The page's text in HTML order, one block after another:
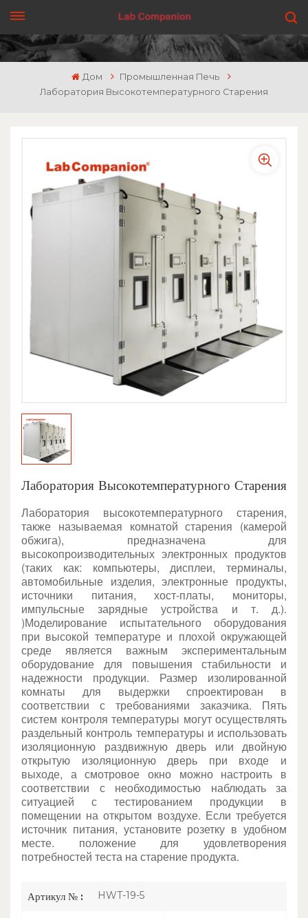
ПОЛУЧИТЬ ЦЕНУ
Дом
Промышленная Печь
Лаборатория Высокотемпературного Старения
Лаборатория Высокотемпературного Старения
Лаборатория высокотемпературного старения,
также называемая комнатой старения (камерой
обжига), предназначена для
высокопроизводительных электронных продуктов
(таких как: компьютеры, дисплеи, терминалы,
автомобильные изделия, электронные продукты,
источники питания, хост-платы, мониторы,
импульсные зарядные устройства и т. д.).
)Моделирование испытательного оборудования
при высокой температуре и плохой окружающей
среде является важным экспериментальным
оборудование для повышения стабильности и
надежности продукции. Размер изолированной
комнаты для выдержки спроектирован в
соответствии с требованиями заказчика. Пять
систем контроля температуры могут осуществлять
раздельный контроль температуры и использовать
изоляционную раздвижную дверь или двойную
открытую изоляционную дверь при входе и
выходе, а смотровое окно можно настроить в
соответствии с необходимостью наблюдать за
ситуацией с тестированием продукции в
помещении на открытом воздухе. Если требуется
источник питания, установите розетку в удобном
месте. положение для удовлетворения
потребностей теста на старение продукта.
Артикул № : HWT-19-5